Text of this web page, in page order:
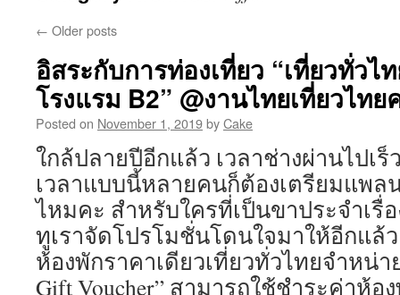
← Older posts
อิสระกับการท่องเที่ยว “เที่ยวทั่วไ
โรงแรม B2” @งานไทยเที่ยวไทย
Posted on November 1, 2019byCake
ใกล้ปลายปีอีกแล้ว เวลาช่างผ่านไปเร็
เวลาแบบนี้หลายคนก็ต้องเตรียมแพล
ไหมคะ สำหรับใครที่เป็นขาประจำเรื่
ทูเราจัดโปรโมชั่นโดนใจมาให้อีกแ
ห้องพักราคาเดียวเที่ยวทั่วไทยจำหน่า
Gift Voucher” สามารถใช้ชำระค่าห้อ